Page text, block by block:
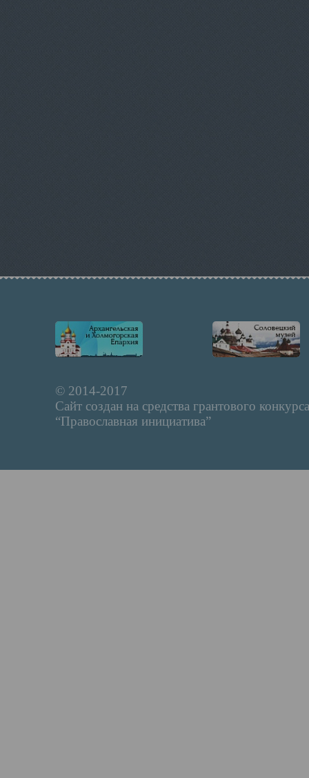
© 2014-2017
Сайт создан на средства грантового конкурса
“Православная инициатива”